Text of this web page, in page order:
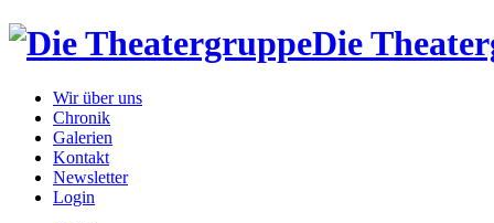
Die
Wir über uns
Chronik
Galerien
Kontakt
Newsletter
Login